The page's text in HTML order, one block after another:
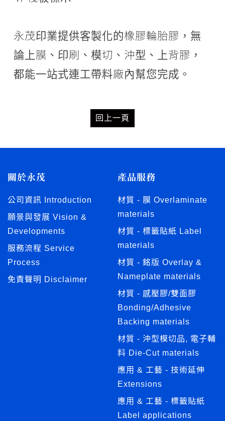
永茂印業提供客製化的橡膠輪胎膠，無
論上膜、印刷、模切、沖型、上背膠，
都能一站式連工帶料廠內幫您完成。
回上一頁
關於永茂
公司資訊 Introduction
願景與發展 Vision &
Developments
服務流程 Service
Process
免責聲明 Disclaimer
產品服務
材質 - 膜 Overlaminate
materials
材質 - 標籤貼紙 Label
materials
材質 - 銘版 Overlay &
Nameplate materials
材質 - 感壓膠/雙面膠
Bonding/Adhesive
Backing materials
材質 - 沖型模切品, 電子輔
料 Die-Cut materials
應用 & 工藝 - 技術延伸
Extensions
應用 & 工藝 - 標籤貼紙
Label applications